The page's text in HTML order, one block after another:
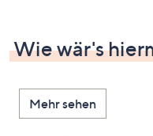
Wie wär's
Mehr sehen